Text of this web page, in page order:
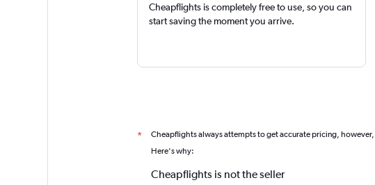
Cheapflights is completely free to use, so you can
start saving the moment you arrive.
* Cheapflights always attempts to get accurate pricing, however,
Here's why:
Cheapflights is not the seller